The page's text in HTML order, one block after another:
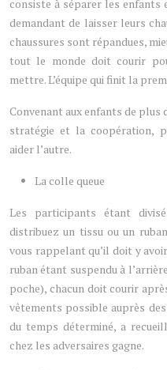
consiste à séparer les enfants
demandant de laisser leurs
chaussures sont répandues,
tout le monde doit courir
mettre. L’équipe qui finit la
Convenant aux enfants de plus
stratégie et la coopération,
aider l’autre.
La colle queue
Les participants étant
distribuez un tissu ou un
vous rappelant qu’il doit y
ruban étant suspendu à
poche), chacun doit courir
vêtements possible auprès des
du temps déterminé, a
chez les adversaires gagne.